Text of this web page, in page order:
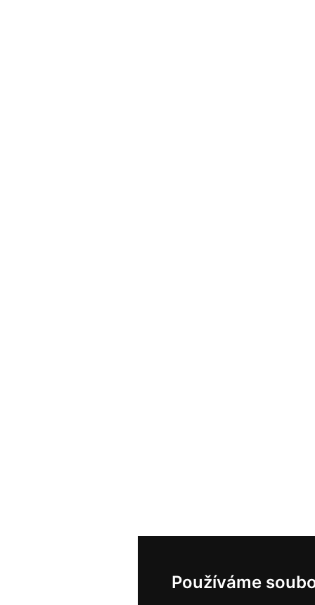
Používáme